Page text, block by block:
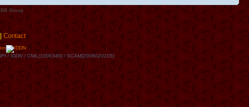
Group
Contact
/ IDDN / CNIL(1006349) / SCAM(2006020105)